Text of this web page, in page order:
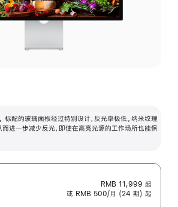
标配的玻璃面板经过特别设计，反光率极低。纳米纹理
而进一步减少反光，即使在高亮光源的工作场所也能保
RMB 11,999 起
或 RMB 500/月 (24 期) 起